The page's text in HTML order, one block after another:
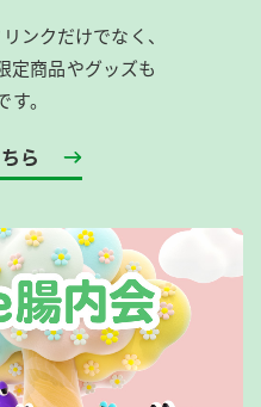
ンクだけでなく、
定商品やグッズも
す。
ら